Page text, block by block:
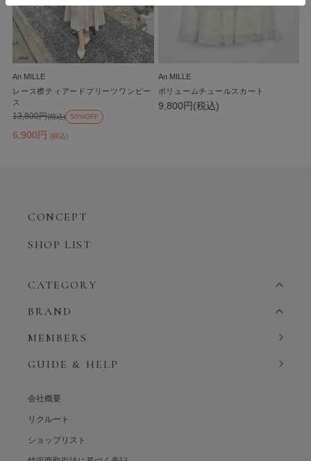
An MILLE
レース襟ティアードプリーツワンピー
ス
6,900円 (税込)
13,800円(税込) 50%OFF
An MILLE
ボリュームチュールスカート
9,800円(税込)
CONCEPT
SHOP LIST
CATEGORY
BRAND
MEMBERS
GUIDE & HELP
会社概要
リクルート
ショップリスト